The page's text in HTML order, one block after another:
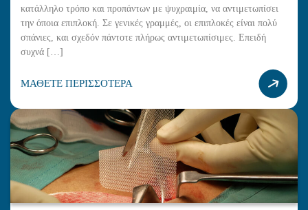
κατάλληλο τρόπο και προπάντων με ψυχραιμία, να αντιμετωπίσει
την όποια επιπλοκή. Σε γενικές γραμμές, οι επιπλοκές είναι πολύ
σπάνιες, και σχεδόν πάντοτε πλήρως αντιμετωπίσιμες. Επειδή
συχνά […]
ΜΑΘΕΤΕ ΠΕΡΙΣΣΟΤΕΡΑ